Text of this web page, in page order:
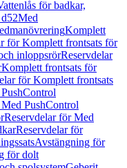
för badkar,
Med
Komplett
för Komplett frontsats för
inloppsrörReservdelar
Komplett frontsats för
för Komplett frontsats
PushControl
Reservdelar för Med
Reservdelar för
Avstängning för
för dolt